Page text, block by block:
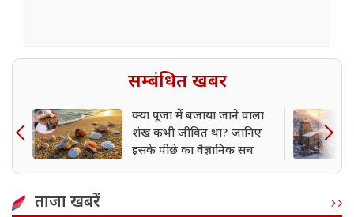
सम्बंधित खबर
क्या पूजा में बजाया जाने वाला
शंख कभी जीवित था? जानिए
इसके पीछे का वैज्ञानिक सच
ताजा खबरें